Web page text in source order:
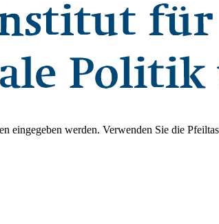
eingegeben werden. Verwenden Sie die